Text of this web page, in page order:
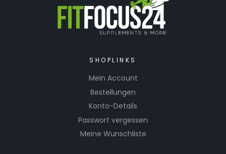
SHOPLINKS
Mein Account
Bestellungen
Konto-Details
Passwort vergessen
Meine Wunschliste